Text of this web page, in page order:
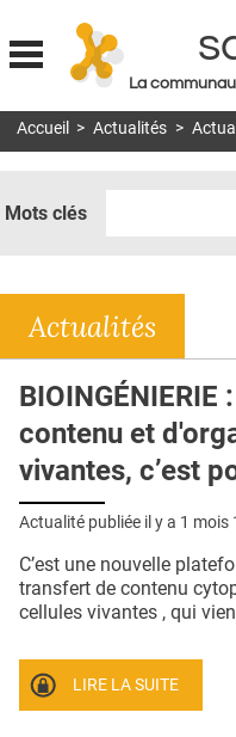
La
MON COMPTE
DOSSIERS
RÉSEAUX
E-REVUE SAD
THÉMA
L'APP
PUBLICITÉ
CONTACT
Accueil > Actualités >
Mots clés
Actualités
contenu et
vivantes, c’est
Actualité publiée il y a 1 mois
C’est une nouvelle
transfert de contenu
cellules vivantes , qui
LIRE LA SUITE